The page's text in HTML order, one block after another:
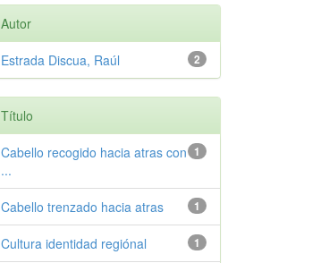
Autor
2
Estrada Discua, Raúl
Título
1
Cabello recogido hacia atras con
...
1
Cabello trenzado hacia atras
1
Cultura identidad regiónal